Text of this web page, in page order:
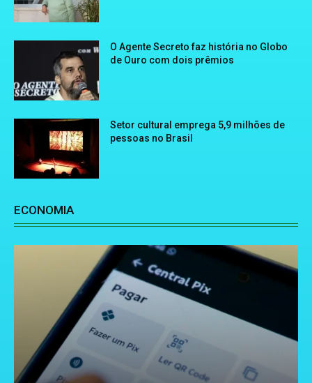
O Agente Secreto faz história no Globo
de Ouro com dois prêmios
Setor cultural emprega 5,9 milhões de
pessoas no Brasil
ECONOMIA